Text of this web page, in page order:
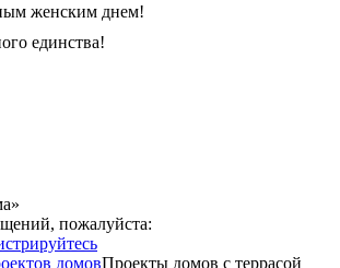
женским днем!
единства!
пожалуйста:
домовПроекты домов с террасой